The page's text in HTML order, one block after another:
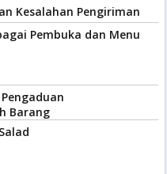
Kesalahan Pengiriman
Pembuka dan Menu
Barang